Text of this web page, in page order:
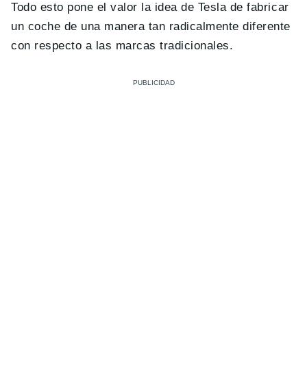
Todo esto pone el valor la idea de Tesla de fabricar
un coche de una manera tan radicalmente diferente
con respecto a las marcas tradicionales.